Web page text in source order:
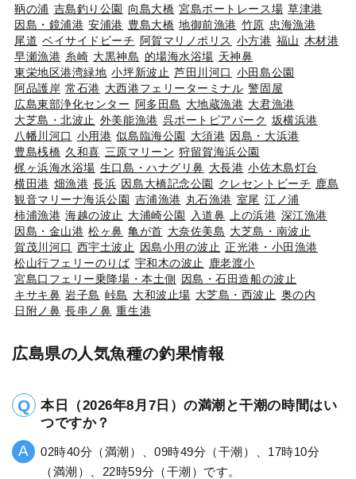
鞆の浦 吉島釣り公園 向島大橋 宮島ボートレース場 草津港
因島・鏡浦港 安浦港 豊島大橋 地御前漁港 竹原 忠海漁港
尾道 ベイサイドビーチ 阿賀マリノポリス 小方港 福山 木材港
早瀬漁港 糸崎 大黒神島 的場海水浴場 天神鼻
東栄地区港湾緑地 小坪新波止 芦田川河口 小田島公園
阿品護岸 常石港 大西港フェリーターミナル 警固屋
広島東部浄化センター 阿多田島 大地蔵漁港 大君漁港
大芝島・北波止 外美能漁港 呉ポートピアパーク 坂横浜港
八幡川河口 小用港 似島臨海公園 大須港 因島・大浜港
豊島桟橋 久和喜 三原マリーン 狩留賀海浜公園
梶ヶ浜海水浴場 生口島・ハナグリ鼻 大長港 小佐木島灯台
横田港 畑漁港 長浜 因島大橋記念公園 クレセントビーチ 鹿島
観音マリーナ海浜公園 吉浦漁港 丸石漁港 室尾 江ノ浦
柿浦漁港 海越の波止 大浦崎公園 入道鼻 上の浜港 深江漁港
因島・金山港 松ヶ鼻 亀が首 大奈佐美島 大芝島・南波止
賀茂川河口 西宇土波止 因島小用の波止 正光港・小田漁港
松山行フェリーのりば 宇和木の波止
鹿老渡小
宮島口フェリー乗降場・本土側 因島・石田造船の波止
キサキ鼻 岩子島 峠島 大和波止場 大芝島・西波止 奥の内
日附ノ鼻 長串ノ鼻 重生港
広島県の人気魚種の釣果情報
本日（2026年8月7日）の満潮と干潮の時間はい
つですか？
02時40分（満潮）、09時49分（干潮）、17時10分
（満潮）、22時59分（干潮）です。